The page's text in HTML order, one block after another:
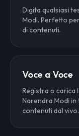
Digita qualsiasi
Modi. Perfetto
di contenuti.
Voce a Voce
Registra o carica
Narendra Modi in
contenuti dal vivo.